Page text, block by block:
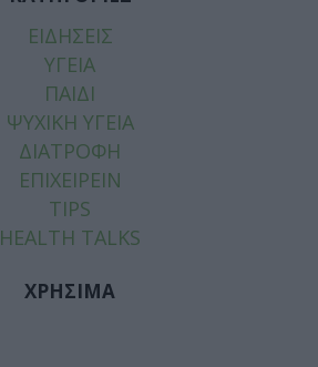
ΕΙΔΗΣΕΙΣ
ΥΓΕΙΑ
ΠΑΙΔΙ
ΨΥΧΙΚΗ ΥΓΕΙΑ
ΔΙΑΤΡΟΦΗ
ΕΠΙΧΕΙΡΕΙΝ
TIPS
HEALTH TALKS
ΧΡΗΣΙΜΑ